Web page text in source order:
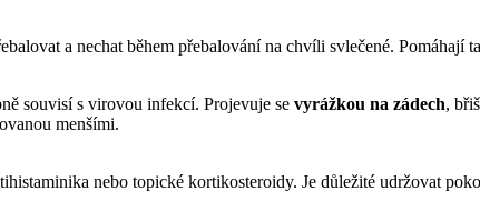
a nechat během přebalování na chvíli svlečené. Pomáhají
souvisí s virovou infekcí. Projevuje se vyrážkou na zádech,
menšími.
nebo topické kortikosteroidy. Je důležité udržovat